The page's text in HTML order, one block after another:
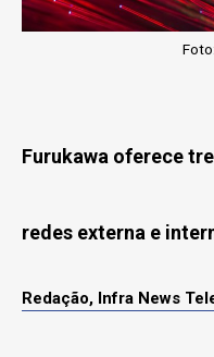
Furukawa oferece
redes externa e
Redação, Infra News